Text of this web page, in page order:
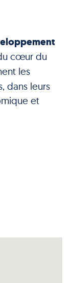
cœur du
les
dans leurs
et